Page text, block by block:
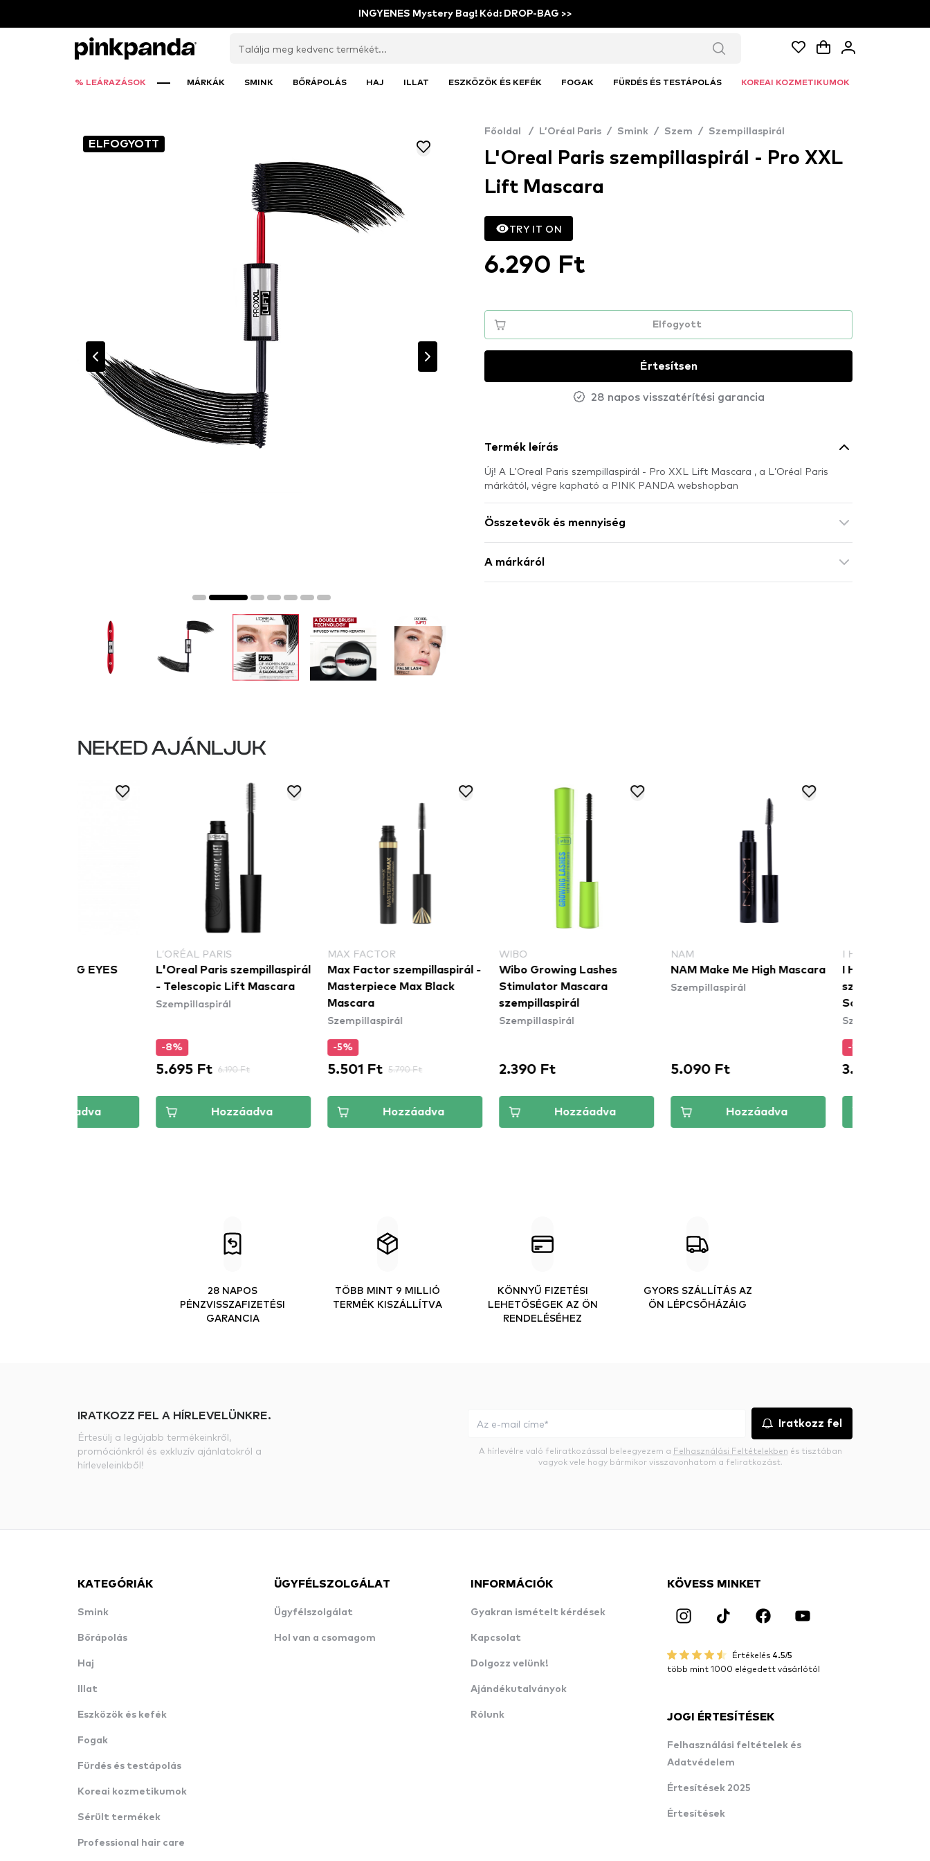
INGYENES Mystery Bag! Kód: DROP-BAG >>
% LEÁRAZÁSOK MÁRKÁK SMINK BŐRÁPOLÁS HAJ ILLAT ESZKÖZÖK ÉS KEFÉK FOGAK FÜRDÉS ÉS TESTÁPOLÁS KOREAI KOZMETIKUMOK
ELFOGYOTT
Főoldal / L’Oréal Paris / Smink / Szem / Szempillaspirál
L'Oreal Paris szempillaspirál - Pro XXL
Lift Mascara
TRY IT ON
6.290 Ft
Elfogyott
Értesítsen
28 napos visszatérítési garancia
Termék leírás
Új! A L'Oreal Paris szempillaspirál - Pro XXL Lift Mascara , a L’Oréal Paris
márkától, végre kapható a PINK PANDA webshopban
Összetevők és mennyiség
A márkáról
NEKED AJÁNLJUK
L’ORÉAL PARIS
L'Oreal Paris szempillaspirál
- Telescopic Lift Mascara
Szempillaspirál
6.190 Ft
Hozzáadva
Max Factor szempillaspirál -
Masterpiece Max Black
Szempillaspirál
5.790 Ft
Hozzáadva
Wibo Growing Lashes
Stimulator Mascara
szempillaspirál
Szempillaspirál
Hozzáadva
NAM Make Me High Mascara
Szempillaspirál
Hozzáadva
I HEART REVOLUTION
I Heart Revolution
szempillaspirál Butterfly
Soft Flutter Lash Mascara
Szempillaspirál
3.890 Ft
28 NAPOS
PÉNZVISSZAFIZETÉSI
GARANCIA
TÖBB MINT 9 MILLIÓ
TERMÉK KISZÁLLÍTVA
KÖNNYŰ FIZETÉSI
LEHETŐSÉGEK AZ ÖN
RENDELÉSÉHEZ
GYORS SZÁLLÍTÁS AZ
ÖN LÉPCSŐHÁZÁIG
IRATKOZZ FEL A HÍRLEVELÜNKRE.
Értesülj a legújabb termékeinkről,
promóciónkról és exkluzív ajánlatokról a
hírleveleinkből!
Iratkozz fel
A hírlevélre való feliratkozással beleegyezem a Felhasználási Feltételekben és tisztában
vagyok vele hogy bármikor visszavonhatom a feliratkozást.
KATEGÓRIÁK
Smink
Bőrápolás
Haj
Illat
Eszközök és kefék
Fogak
Fürdés és testápolás
Koreai kozmetikumok
Sérült termékek
Professional hair care
ÜGYFÉLSZOLGÁLAT
Ügyfélszolgálat
Hol van a csomagom
INFORMÁCIÓK
Gyakran ismételt kérdések
Kapcsolat
Dolgozz velünk!
Ajándékutalványok
Rólunk
KÖVESS MINKET
Értékelés 4.5/5
több mint 1000 elégedett vásárlótól
JOGI ÉRTESÍTÉSEK
Felhasználási feltételek és
Adatvédelem
Értesítések 2025
Értesítések